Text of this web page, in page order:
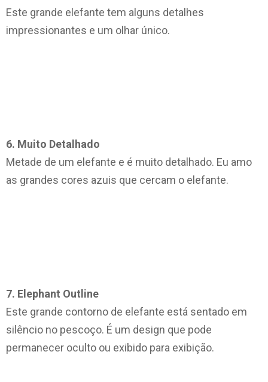
Este grande elefante tem alguns detalhes
impressionantes e um olhar único.
6. Muito Detalhado
Metade de um elefante e é muito detalhado. Eu amo
as grandes cores azuis que cercam o elefante.
7. Elephant Outline
Este grande contorno de elefante está sentado em
silêncio no pescoço. É um design que pode
permanecer oculto ou exibido para exibição.